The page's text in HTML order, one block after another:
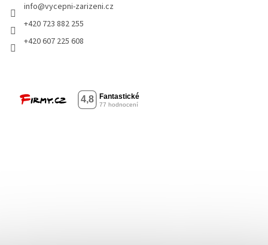
info@vycepni-zarizeni.cz
+420 723 882 255
+420 607 225 608